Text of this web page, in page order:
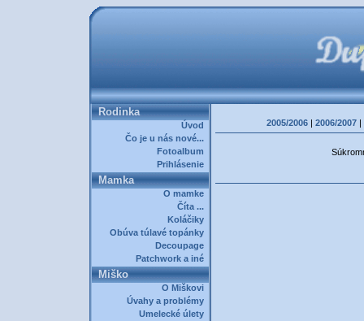
Rodinka
Úvod
Čo je u nás nové...
Fotoalbum
Prihlásenie
Mamka
O mamke
Číta ...
Koláčiky
Obúva túlavé topánky
Decoupage
Patchwork a iné
Miško
O Miškovi
Úvahy a problémy
Umelecké úlety
2005/2006 | 2006/2007 |